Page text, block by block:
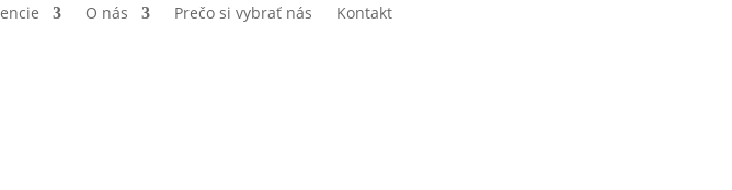
O nás Prečo si vybrať nás Kontakt